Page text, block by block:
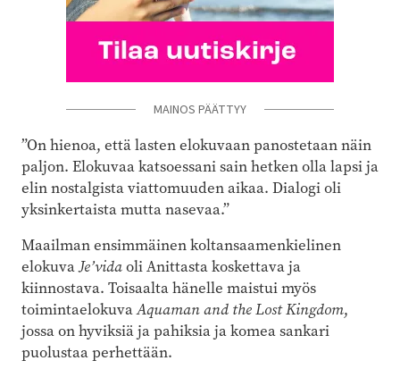
MAINOS PÄÄTTYY
”On hienoa, että lasten elokuvaan panostetaan näin
paljon. Elokuvaa katsoessani sain hetken olla lapsi ja
elin nostalgista viattomuuden aikaa. Dialogi oli
yksinkertaista mutta nasevaa.”
Maailman ensimmäinen koltansaamenkielinen
elokuvaJe’vidaoli Anittasta koskettava ja
kiinnostava. Toisaalta hänelle maistui myös
toimintaelokuvaAquaman and the Lost Kingdom,
jossa on hyviksiä ja pahiksia ja komea sankari
puolustaa perhettään.